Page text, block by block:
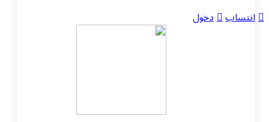
انتساب دخول